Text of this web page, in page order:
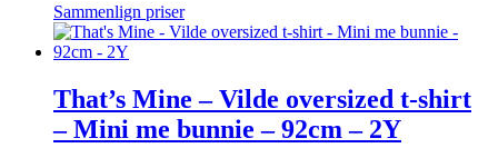
Sammenlign priser
That’s Mine – Vilde oversized t-shirt
– Mini me bunnie – 92cm – 2Y